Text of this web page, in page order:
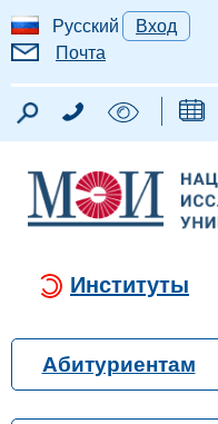
Русский
Вход
Почта
Институты
Абитуриентам